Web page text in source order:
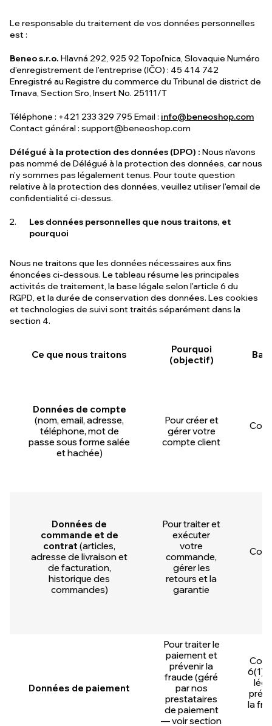
Le responsable du traitement de vos données personnelles
est :
Beneo s.r.o. Hlavná 292, 925 92 Topoľnica, Slovaquie Numéro
d'enregistrement de l'entreprise (IČO) : 45 414 742
Enregistré au Registre du commerce du Tribunal de district de
Trnava, Section Sro, Insert No. 25111/T
Téléphone : +421 233 329 795 Email : info@beneoshop.com
Contact général : support@beneoshop.com
Délégué à la protection des données (DPO) : Nous n'avons
pas nommé de Délégué à la protection des données, car nous
n'y sommes pas légalement tenus. Pour toute question
relative à la protection des données, veuillez utiliser l'email de
confidentialité ci-dessus.
Les données personnelles que nous traitons, et
pourquoi
Nous ne traitons que les données nécessaires aux fins
énoncées ci-dessous. Le tableau résume les principales
activités de traitement, la base légale selon l'article 6 du
RGPD, et la durée de conservation des données. Les cookies
et technologies de suivi sont traités séparément dans la
section 4.
Ce que nous traitons
Pourquoi
(objectif)
Données de compte
(nom, email, adresse,
téléphone, mot de
passe sous forme salée
et hachée)
Pour créer et
gérer votre
compte client
Données de
commande et de
contrat (articles,
adresse de livraison et
de facturation,
historique des
commandes)
Pour traiter et
exécuter
votre
commande,
gérer les
retours et la
garantie
Données de paiement
Pour traiter le
paiement et
prévenir la
fraude (géré
par nos
prestataires
de paiement
— voir section
la